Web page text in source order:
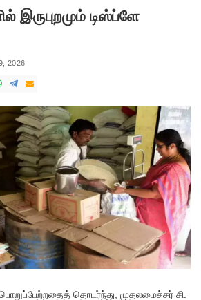
டிஸ்ப்ளே
2026
பொறுப்பேற்றதைத் தொடர்ந்து, முதலமைச்சர் சி.